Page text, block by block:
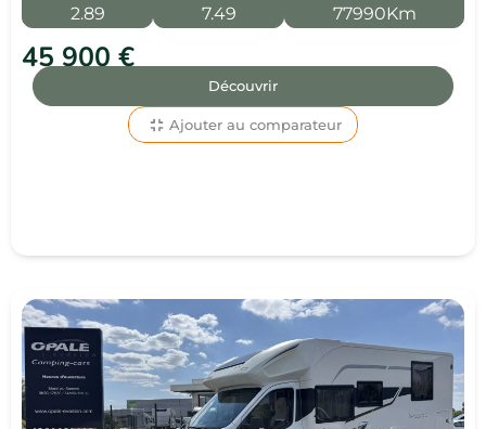
2.89 7.49 77990Km
45 900 €
Découvrir
Ajouter au comparateur